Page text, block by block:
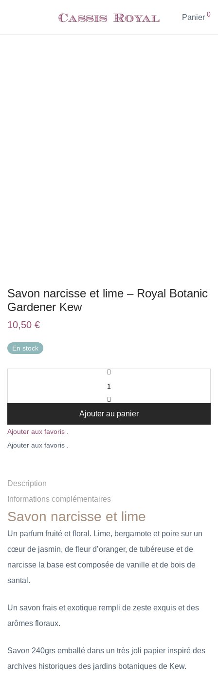
Panier 0
Savon narcisse et lime – Royal Botanic
Gardener Kew
10,50 €
En stock
Ajouter au panier
Ajouter aux favoris .
Ajouter aux favoris .
Description
Informations complémentaires
Savon narcisse et lime
Un parfum fruité et floral. Lime, bergamote et poire sur un
cœur de jasmin, de fleur d’oranger, de tubéreuse et de
narcisse la base est composée de vanille et de bois de
santal.
Un savon frais et exotique rempli de zeste exquis et des
arômes floraux.
Savon 240grs emballé dans un très joli papier inspiré des
archives historiques des jardins botaniques de Kew.